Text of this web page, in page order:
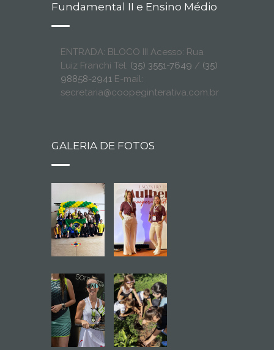
Fundamental II e Ensino Médio
ENTRADA: BLOCO III Acesso: Rua
Luiz Franchi Tel: (35) 3551-7649 / (35)
98858-2941 E-mail:
secretaria@coopeginterativa.com.br
GALERIA DE FOTOS